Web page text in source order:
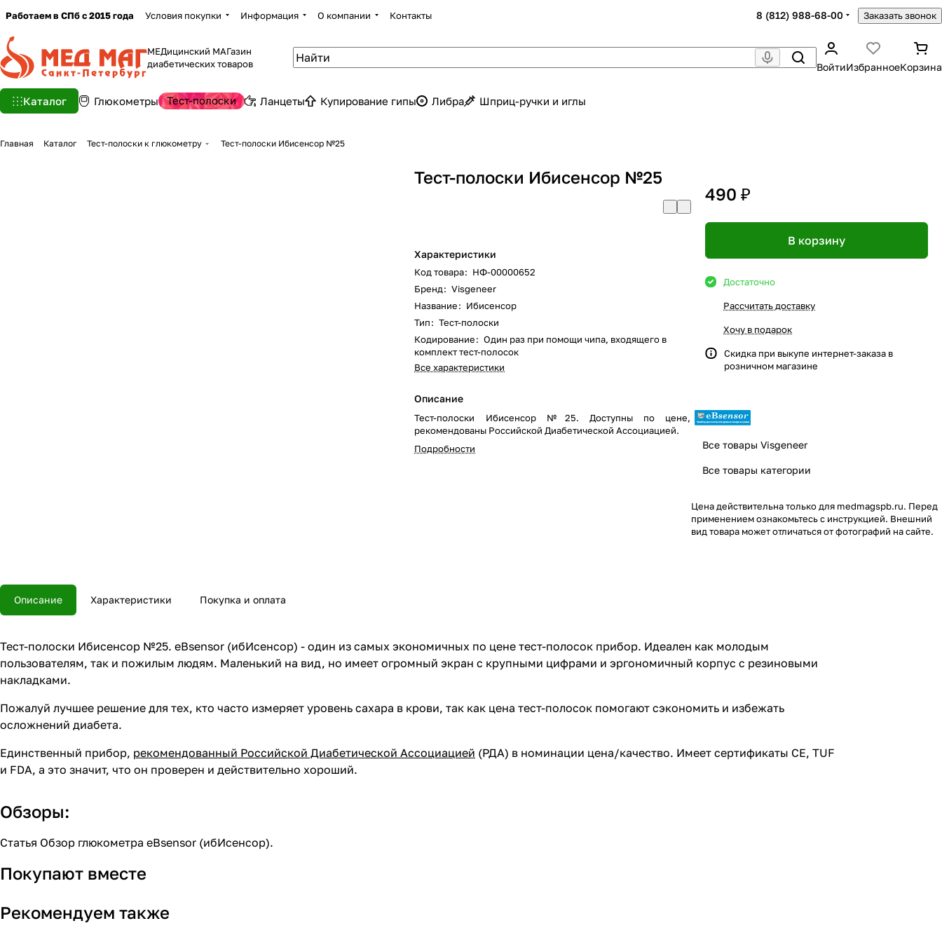
Работаем в СПб с 2015 года Условия покупки Информация О компании Контакты 8 (812) 988-68-00 Заказать звонок
МЕДицинский МАГазин
диабетических товаров
ВойтиИзбранноеКорзина
Каталог Глюкометры Тест-полоски Ланцеты Купирование гипы Либра Шприц-ручки и иглы
Главная Каталог Тест-полоски к глюкометру Тест-полоски Ибисенсор №25
Тест-полоски Ибисенсор №25
Характеристики
Код товара: НФ-00000652
Бренд: Visgeneer
Название: Ибисенсор
Тип: Тест-полоски
Кодирование: Один раз при помощи чипа, входящего в
комплект тест-полосок
Все характеристики
Описание
Тест-полоски Ибисенсор №25. Доступны по цене,
рекомендованы Российской Диабетической Ассоциацией.
Подробности
490 ₽
В корзину
Достаточно
Рассчитать доставку
Хочу в подарок
Скидка при выкупе интернет-заказа в
розничном магазине
Все товары Visgeneer
Все товары категории
Цена действительна только для medmagspb.ru. Перед
применением ознакомьтесь с инструкцией. Внешний
вид товара может отличаться от фотографий на сайте.
Описание Характеристики Покупка и оплата
Тест-полоски Ибисенсор №25. eBsensor (ибИсенсор) - один из самых экономичных по цене тест-полосок прибор. Идеален как молодым
пользователям, так и пожилым людям. Маленький на вид, но имеет огромный экран с крупными цифрами и эргономичный корпус с резиновыми
накладками.
Пожалуй лучшее решение для тех, кто часто измеряет уровень сахара в крови, так как цена тест-полосок помогают сэкономить и избежать
осложнений диабета.
Единственный прибор, рекомендованный Российской Диабетической Ассоциацией (РДА) в номинации цена/качество. Имеет сертификаты CE, TUF
и FDA, а это значит, что он проверен и действительно хороший.
Обзоры:
Статья Обзор глюкометра eBsensor (ибИсенсор).
Покупают вместе
Рекомендуем также